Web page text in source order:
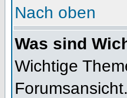
Nach oben
Was sind
Wichtige